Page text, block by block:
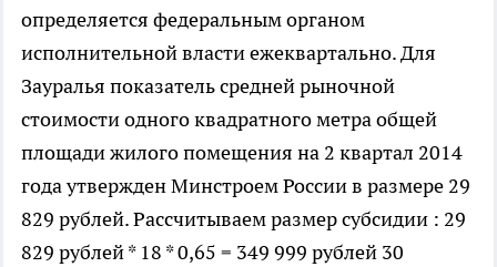
определяется федеральным органом
исполнительной власти ежеквартально. Для
Зауралья показатель средней рыночной
стоимости одного квадратного метра общей
площади жилого помещения на 2 квартал 2014
года утвержден Минстроем России в размере 29
829 рублей. Рассчитываем размер субсидии : 29
829 рублей * 18 * 0,65 = 349 999 рублей 30